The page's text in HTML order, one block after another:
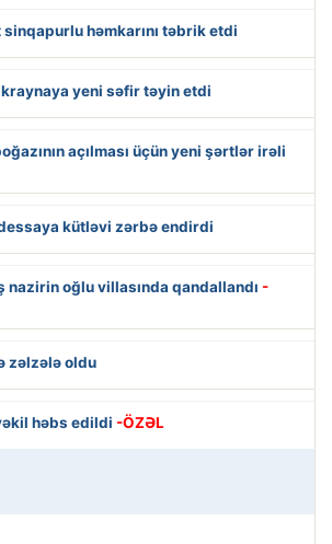
həmkarını təbrik etdi
yeni səfir təyin etdi
açılması üçün yeni şərtlər irəli
kütləvi zərbə endirdi
nazirin oğlu villasında qandallandı -
zəlzələ oldu
həbs edildi -ÖZƏL